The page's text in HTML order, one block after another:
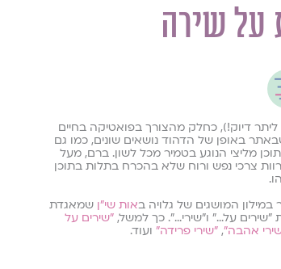
על שירה
ליתר דיוק!), כחלק מהצורך בפואטיקה בחיים
באופן של הדהוד נושאים שונים, כמו גם
מליצי הנוגע בטמיר מכל לשון. ברם, מעל
צרכי נפש ורוח שלא בהכרח בתלות בתוכן
במילון המושגים של גלויה באות שי״ן שמאגדת
על…״ ו״שירי…״. כך למשל,״שירים על
אהבה״, ״שירי פרידה״ ועוד.